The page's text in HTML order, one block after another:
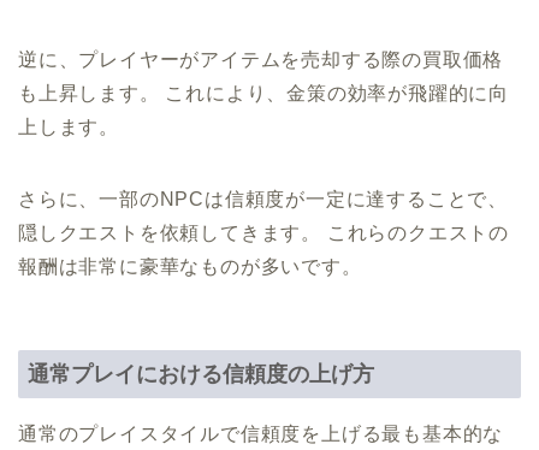
逆に、プレイヤーがアイテムを売却する際の買取価格
も上昇します。 これにより、金策の効率が飛躍的に向
上します。
さらに、一部のNPCは信頼度が一定に達することで、
隠しクエストを依頼してきます。 これらのクエストの
報酬は非常に豪華なものが多いです。
通常プレイにおける信頼度の上げ方
通常のプレイスタイルで信頼度を上げる最も基本的な